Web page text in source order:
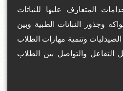
المتعارف عليها للنباتات
وجذور النباتات الطبية وبين
وتنمية مهارات الطلاب
التفاعل والتواصل بين الطلاب